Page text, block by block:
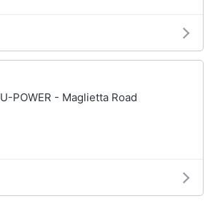
U-POWER - Maglietta Road